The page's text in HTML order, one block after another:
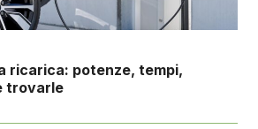
ricarica: potenze, tempi,
trovarle